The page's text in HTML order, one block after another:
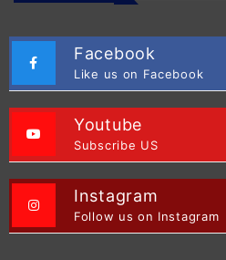
Facebook
Like us on Facebook
Youtube
Subscribe US
Instagram
Follow us on Instagram